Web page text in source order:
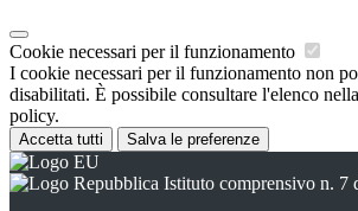
Cookie necessari per il funzionamento
I cookie necessari per il funzionamento non
disabilitati. È possibile consultare l'elenco
policy.
Accetta tutti Salva le preferenze
Istituto comprensivo n. 7